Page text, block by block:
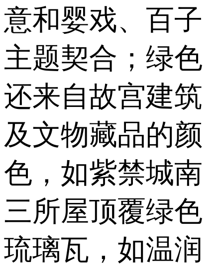
意和婴戏、百子
主题契合；绿色
还来自故宫建筑
及文物藏品的颜
色，如紫禁城南
三所屋顶覆绿色
琉璃瓦，如温润